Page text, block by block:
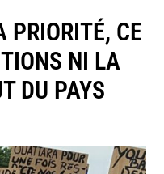
PRIORITÉ, CE
NI LA
DU PAYS